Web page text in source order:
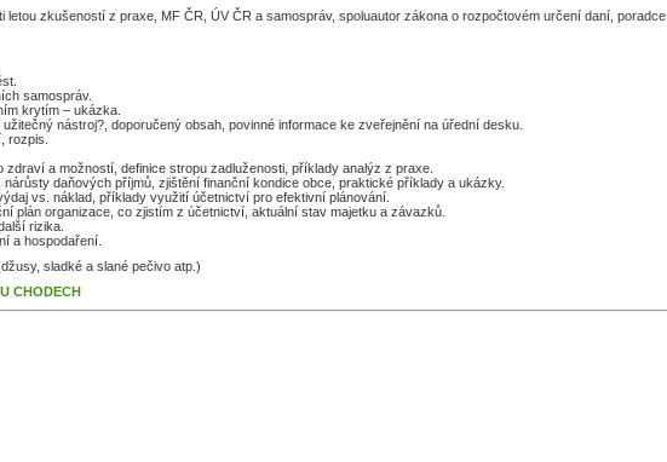
letou zkušeností z praxe, MF ČR, ÚV ČR a samospráv, spoluautor zákona o rozpočtovém určení daní, poradce
samospráv.
krytím – ukázka.
nástroj?, doporučený obsah, povinné informace ke zveřejnění na úřední desku.
rozpis.
a možností, definice stropu zadluženosti, příklady analýz z praxe.
daňových příjmů, zjištění finanční kondice obce, praktické příklady a ukázky.
vs. náklad, příklady využití účetnictví pro efektivní plánování.
plán organizace, co zjistím z účetnictví, aktuální stav majetku a závazků.
rizika.
a hospodaření.
sladké a slané pečivo atp.)
CHODECH